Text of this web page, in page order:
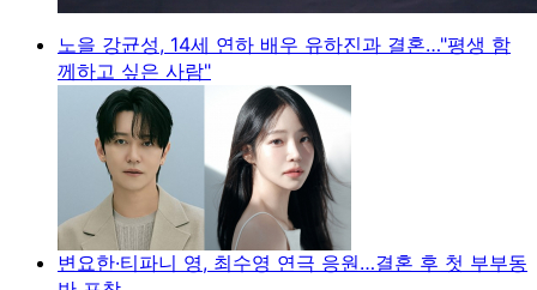
노을 강균성, 14세 연하 배우 유하진과 결혼…"평생 함
께하고 싶은 사람"
변요한·티파니 영, 최수영 연극 응원…결혼 후 첫 부부동